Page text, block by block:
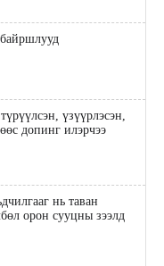
үзүүрлэсэн,
допинг илэрчээ
нь таван
орон сууцны зээлд